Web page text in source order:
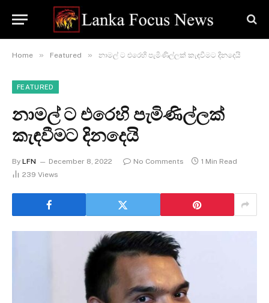
Home » Featured » නාමල් ට එරෙහි පැමිණිල්ලක් කැඳවීමට දිනදෙයි
FEATURED
නාමල් ට එරෙහි පැමිණිල්ලක්
කැඳවීමට දිනදෙයි
By LFN December 8, 2022 No Comments
1 Min Read
239 Views